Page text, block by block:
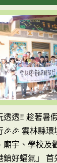
透透‼️ 趁著暑
🎉🎉 雲林縣
廟宇、學校及
鎮好蝠氣」